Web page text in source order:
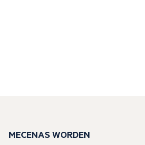
MECENAS WORDEN